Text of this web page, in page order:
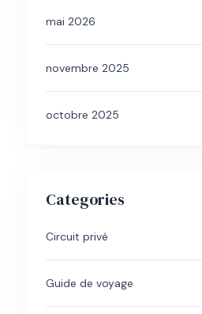
mai 2026
novembre 2025
octobre 2025
Categories
Circuit privé
Guide de voyage